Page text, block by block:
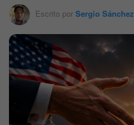
Escrito por Sergio Sánchez